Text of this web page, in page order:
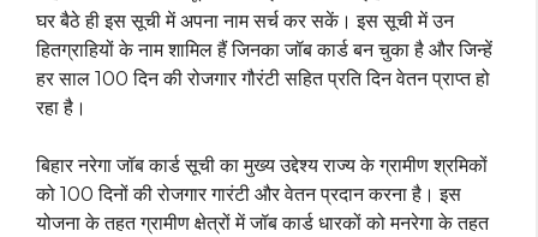
घर बैठे ही इस सूची में अपना नाम सर्च कर सकें। इस सूची में उन
हितग्राहियों के नाम शामिल हैं जिनका जॉब कार्ड बन चुका है और जिन्हें
हर साल 100 दिन की रोजगार गौरंटी सहित प्रति दिन वेतन प्राप्त हो
रहा है।
बिहार नरेगा जॉब कार्ड सूची का मुख्य उद्देश्य राज्य के ग्रामीण श्रमिकों
को 100 दिनों की रोजगार गारंटी और वेतन प्रदान करना है। इस
योजना के तहत ग्रामीण क्षेत्रों में जॉब कार्ड धारकों को मनरेगा के तहत